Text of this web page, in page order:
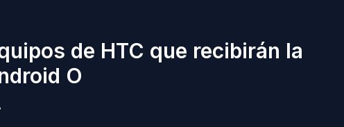
de HTC que recibirán la
O